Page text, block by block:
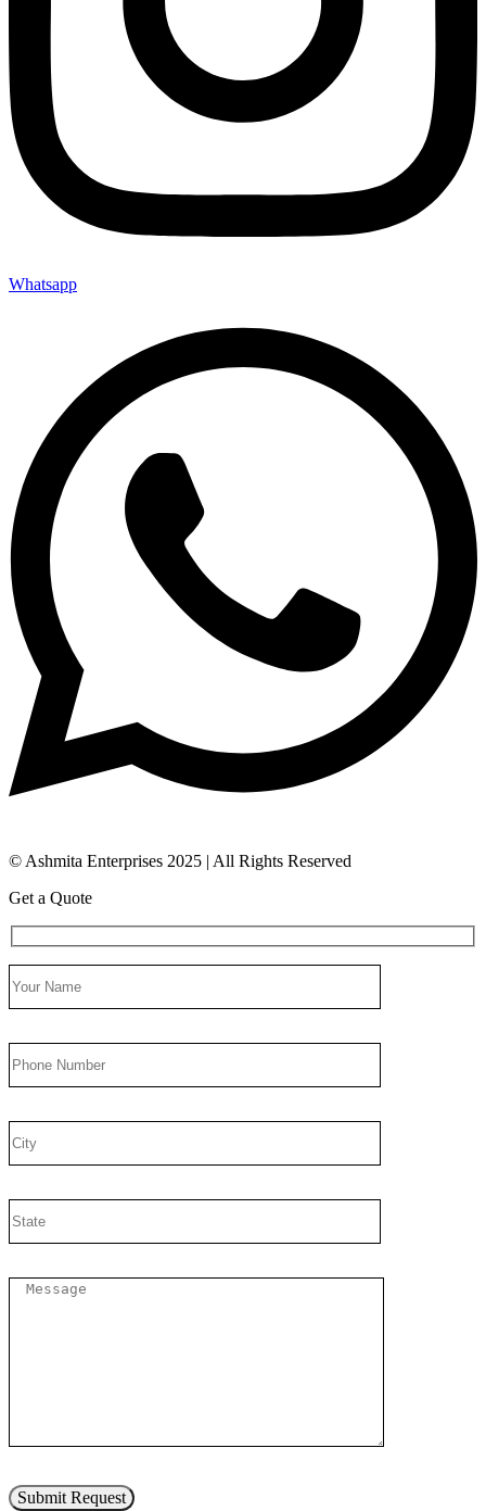
Whatsapp
© Ashmita Enterprises 2025 | All Rights Reserved
Get a Quote